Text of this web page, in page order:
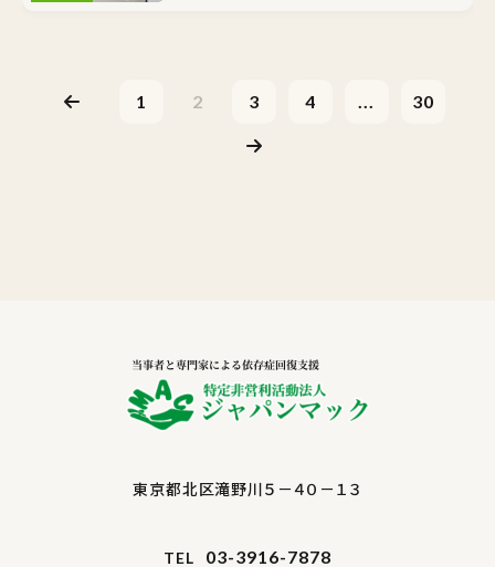
1 2 3 4 ... 30
東京都北区滝野川５－４０－１３
TEL 03-3916-7878